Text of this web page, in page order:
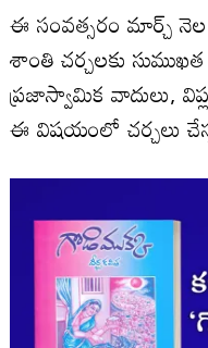
ఈ సంవత్సరం మార్చ్
శాంతి చర్చలకు
ప్రజాస్వామిక వాదులు,
ఈ విషయంలో చర్చలు